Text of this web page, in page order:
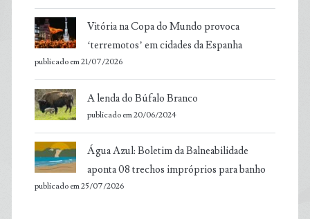
Vitória na Copa do Mundo provoca
‘terremotos’ em cidades da Espanha
publicado em 21/07/2026
A lenda do Búfalo Branco
publicado em 20/06/2024
Água Azul: Boletim da Balneabilidade
aponta 08 trechos impróprios para banho
publicado em 25/07/2026